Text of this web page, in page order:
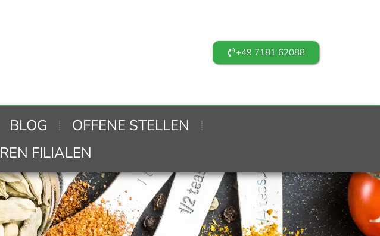
+49 7181 62088
BLOG
OFFENE STELLEN
FILIALEN